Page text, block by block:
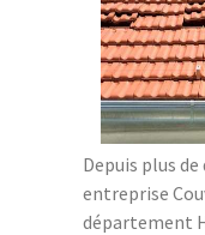
Depuis plus
entreprise
département